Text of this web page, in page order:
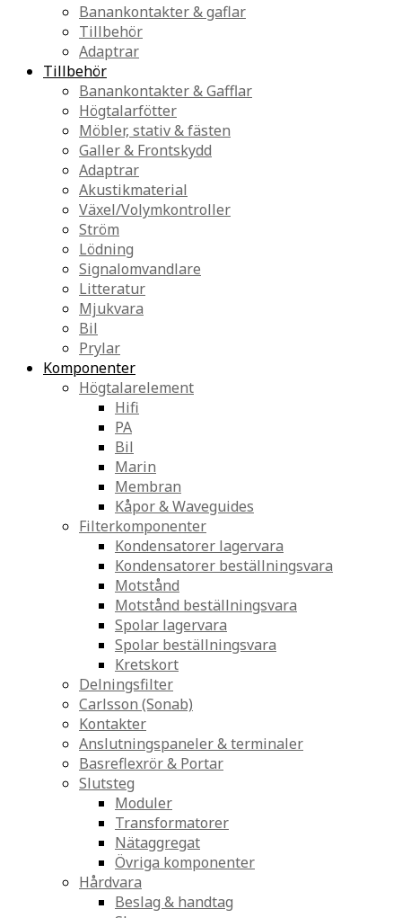
Banankontakter & gaflar
Tillbehör
Adaptrar
Tillbehör
Banankontakter & Gafflar
Högtalarfötter
Möbler, stativ & fästen
Galler & Frontskydd
Adaptrar
Akustikmaterial
Växel/Volymkontroller
Ström
Lödning
Signalomvandlare
Litteratur
Mjukvara
Bil
Prylar
Komponenter
Högtalarelement
Hifi
PA
Bil
Marin
Membran
Kåpor & Waveguides
Filterkomponenter
Kondensatorer lagervara
Kondensatorer beställningsvara
Motstånd
Motstånd beställningsvara
Spolar lagervara
Spolar beställningsvara
Kretskort
Delningsfilter
Carlsson (Sonab)
Kontakter
Anslutningspaneler & terminaler
Basreflexrör & Portar
Slutsteg
Moduler
Transformatorer
Nätaggregat
Övriga komponenter
Hårdvara
Beslag & handtag